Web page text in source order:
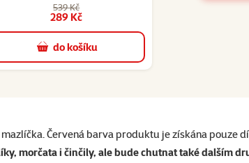
539 Kč
289 Kč
do košíku
Červená barva produktu je získána pouze
morčata i činčily, ale bude chutnat také dalším